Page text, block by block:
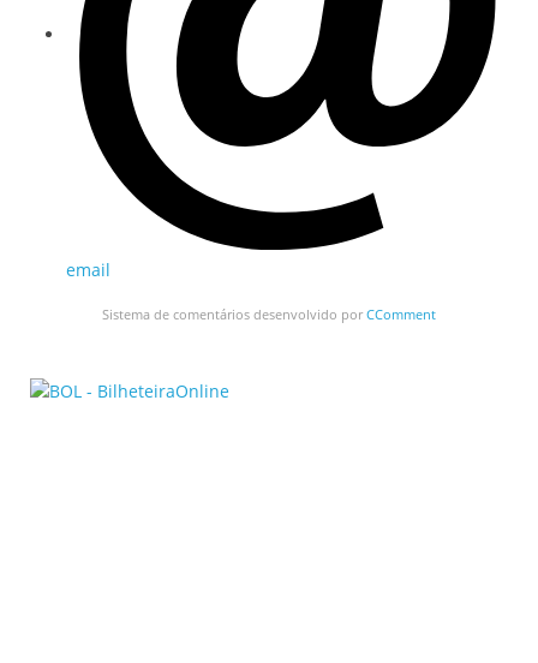
email
Sistema de comentários desenvolvido por CComment